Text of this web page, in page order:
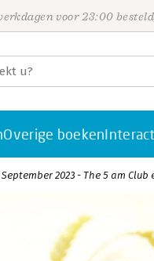
voor 23:00
Overige boeken
2023 - The 5 am